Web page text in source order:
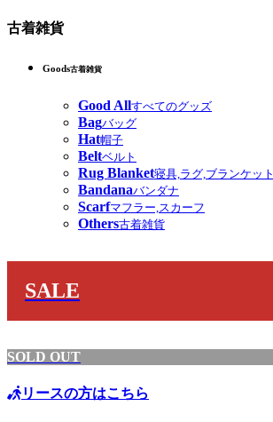
古着雑貨
Goods古着雑貨
Good Allすべてのグッズ
Bagバッグ
Hat帽子
Beltベルト
Rug Blanket寝具,ラグ,ブランケット
Bandanaバンダナ
Scarfマフラー,スカーフ
Others古着雑貨
SALE
SOLD OUT
リースの方はこちら